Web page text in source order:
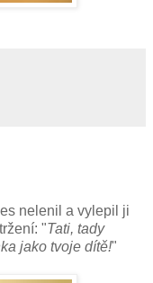
nelenil a vylepil ji
"Tati, tady
jako tvoje dítě!"